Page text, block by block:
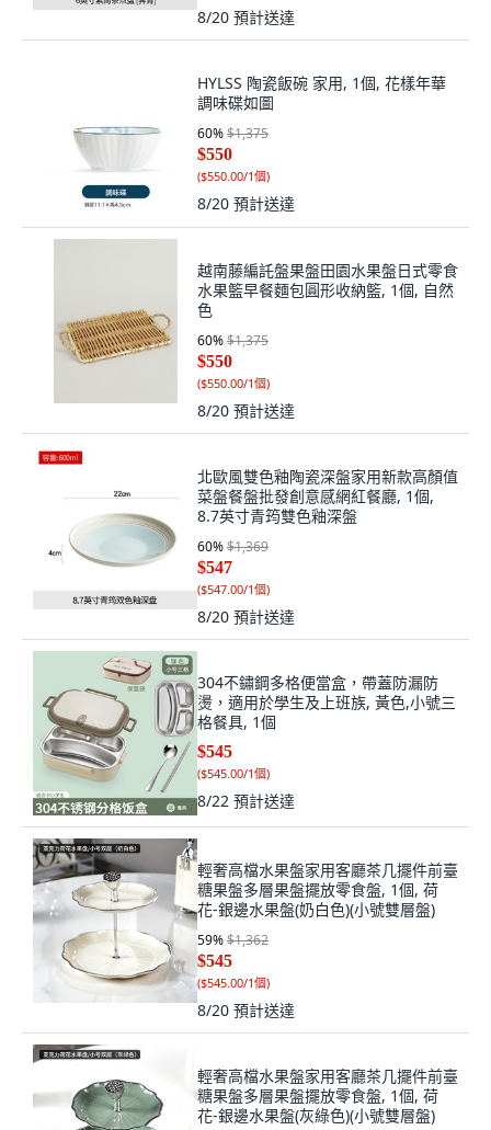
8/20 預計送達
HYLSS 陶瓷飯碗 家用, 1個, 花樣年華
調味碟如圖
60%$1,375
$550
($550.00/1個)
8/20 預計送達
越南藤編託盤果盤田園水果盤日式零食
水果籃早餐麵包圓形收納籃, 1個, 自然
色
60%$1,375
$550
($550.00/1個)
8/20 預計送達
北歐風雙色釉陶瓷深盤家用新款高顏值
菜盤餐盤批發創意感網紅餐廳, 1個,
8.7英寸青筠雙色釉深盤
60%$1,369
$547
($547.00/1個)
8/20 預計送達
304不鏽鋼多格便當盒，帶蓋防漏防
燙，適用於學生及上班族, 黃色,小號三
格餐具, 1個
$545
($545.00/1個)
8/22 預計送達
輕奢高檔水果盤家用客廳茶几擺件前臺
糖果盤多層果盤擺放零食盤, 1個, 荷
花-銀邊水果盤(奶白色)(小號雙層盤)
59%$1,362
$545
($545.00/1個)
8/20 預計送達
輕奢高檔水果盤家用客廳茶几擺件前臺
糖果盤多層果盤擺放零食盤, 1個, 荷
花-銀邊水果盤(灰綠色)(小號雙層盤)